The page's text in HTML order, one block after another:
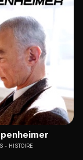
HISTOIRE